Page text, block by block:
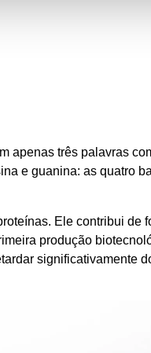
três palavras
e guanina: as quatro
Ele contribui
produção
significativamente